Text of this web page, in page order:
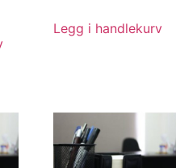
Legg i handlekurv